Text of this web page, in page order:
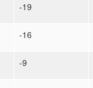
-19
-16
-9